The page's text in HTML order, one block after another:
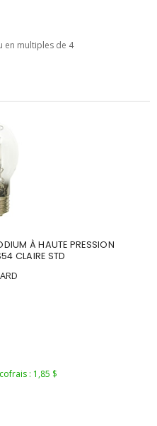
en multiples de 4
À HAUTE PRESSION
CLAIRE STD
: 1,85 $